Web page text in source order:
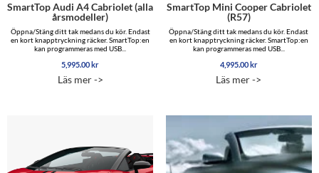
SmartTop Audi A4 Cabriolet (alla
årsmodeller)
Öppna/Stäng ditt tak medans du kör. Endast
en kort knapptryckning räcker. SmartTop:en
kan programmeras med USB...
5,995.00 kr
Läs mer ->
SmartTop Mini Cooper Cabriolet
(R57)
Öppna/Stäng ditt tak medans du kör. Endast
en kort knapptryckning räcker. SmartTop:en
kan programmeras med USB...
4,995.00 kr
Läs mer ->